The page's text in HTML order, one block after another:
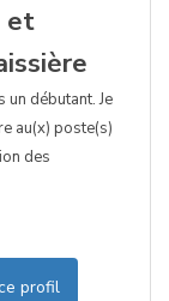
et
un débutant. Je
au(x) poste(s)
des
profil